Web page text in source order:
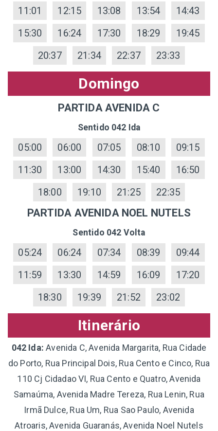
11:01
12:15 13:08 13:54
14:43
15:30
16:24 17:30 18:29
19:45
20:37
21:34 22:37 23:33
Domingo
PARTIDA AVENIDA C
Sentido 042 Ida
05:00 06:00 07:05 08:10
09:15
11:30
13:00 14:30 15:40
16:50
18:00
19:10 21:25 22:35
PARTIDA AVENIDA NOEL NUTELS
Sentido 042 Volta
05:24 06:24 07:34 08:39
09:44
11:59
13:30 14:59 16:09
17:20
18:30
19:39 21:52 23:02
Itinerário
042 Ida:Avenida C, Avenida Margarita, Rua Cidade
do Porto, Rua Principal Dois, Rua Cento e Cinco, Rua
110 Cj Cidadao VI, Rua Cento e Quatro, Avenida
Samaúma, Avenida Madre Tereza, Rua Lenin, Rua
Irmã Dulce, Rua Um, Rua Sao Paulo, Avenida
Atroaris, Avenida Guaranás, Avenida Noel Nutels